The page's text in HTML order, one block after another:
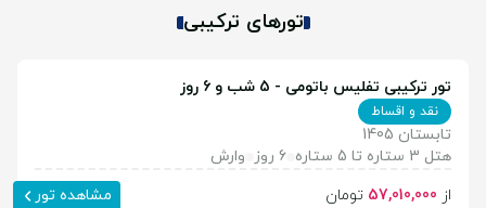
تورهای ترکیبی
تور ترکیبی تفلیس باتومی - 5 شب و 6 روز
نقد و اقساط
تابستان 1405
هتل 3 ستاره تا 5 ستاره
6 روز
وارش
از 57,010,000 تومان مشاهده تور